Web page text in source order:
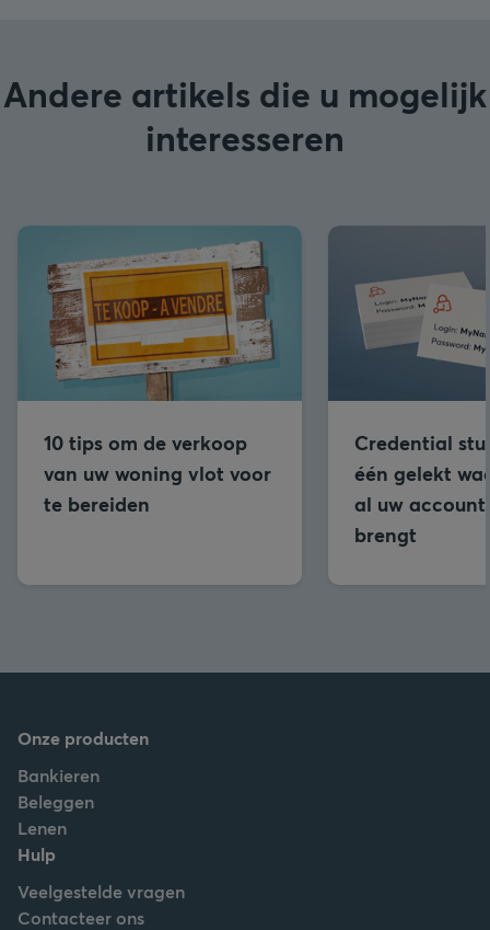
Andere artikels die u mogelijk
interesseren
10 tips om de verkoop
van uw woning vlot voor
te bereiden
Credential
één gelekt
al uw
brengt
Onze producten
Bankieren
Beleggen
Lenen
Hulp
Veelgestelde vragen
Contacteer ons